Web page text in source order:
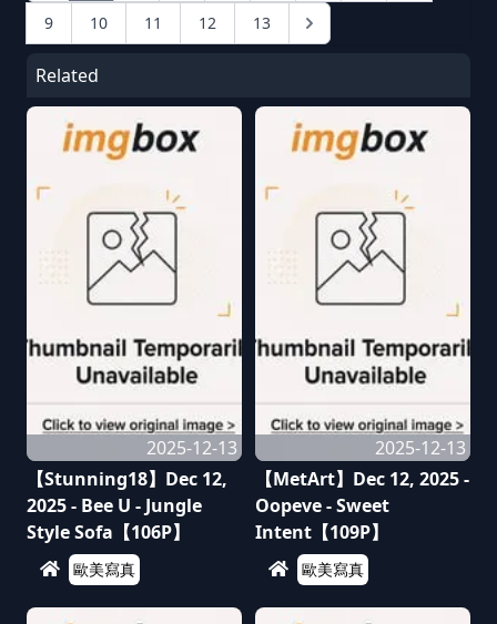
9 10 11 12 13
Related
2025-12-13
【Stunning18】Dec 12,
2025 - Bee U - Jungle
Style Sofa【106P】
歐美寫真
2025-12-13
【MetArt】Dec 12, 2025 -
Oopeve - Sweet
Intent【109P】
歐美寫真